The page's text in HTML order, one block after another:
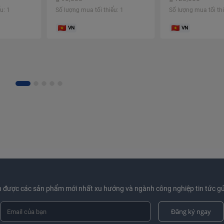
1
Khử Mùi 500ml
Số lượng mua tối thiểu: 1
VN
Số lượng mua tối
VN
được các sản phẩm mới nhất xu hướng và ngành công nghiệp tin tức
Đăng ký ngay